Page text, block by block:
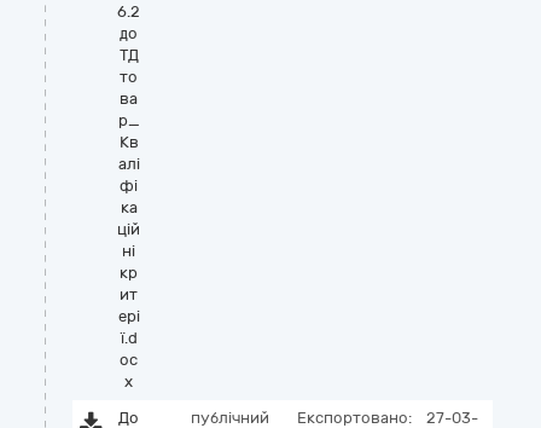
6.2
до
ТД
то
ва
р_
Кв
алі
фі
ка
цій
ні
кр
ит
ері
ї.d
oc
x
До
публічний Експортовано:
27-03-